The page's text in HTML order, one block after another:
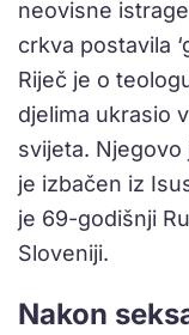
neovisne
crkva postavila
Riječ je o
djelima ukrasio
svijeta. Njegovo
je izbačen iz
je 69-godišnji
Sloveniji.
Nakon